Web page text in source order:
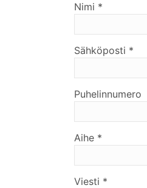
Nimi *
Sähköposti *
Puhelinnumero
Aihe *
Viesti *